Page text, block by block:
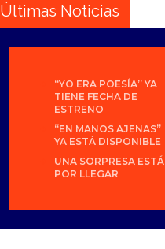
Últimas Noticias
“YO ERA POESÍA” YA
TIENE FECHA DE
ESTRENO
“EN MANOS AJENAS”
YA ESTÁ DISPONIBLE
UNA SORPRESA ESTÁ
POR LLEGAR